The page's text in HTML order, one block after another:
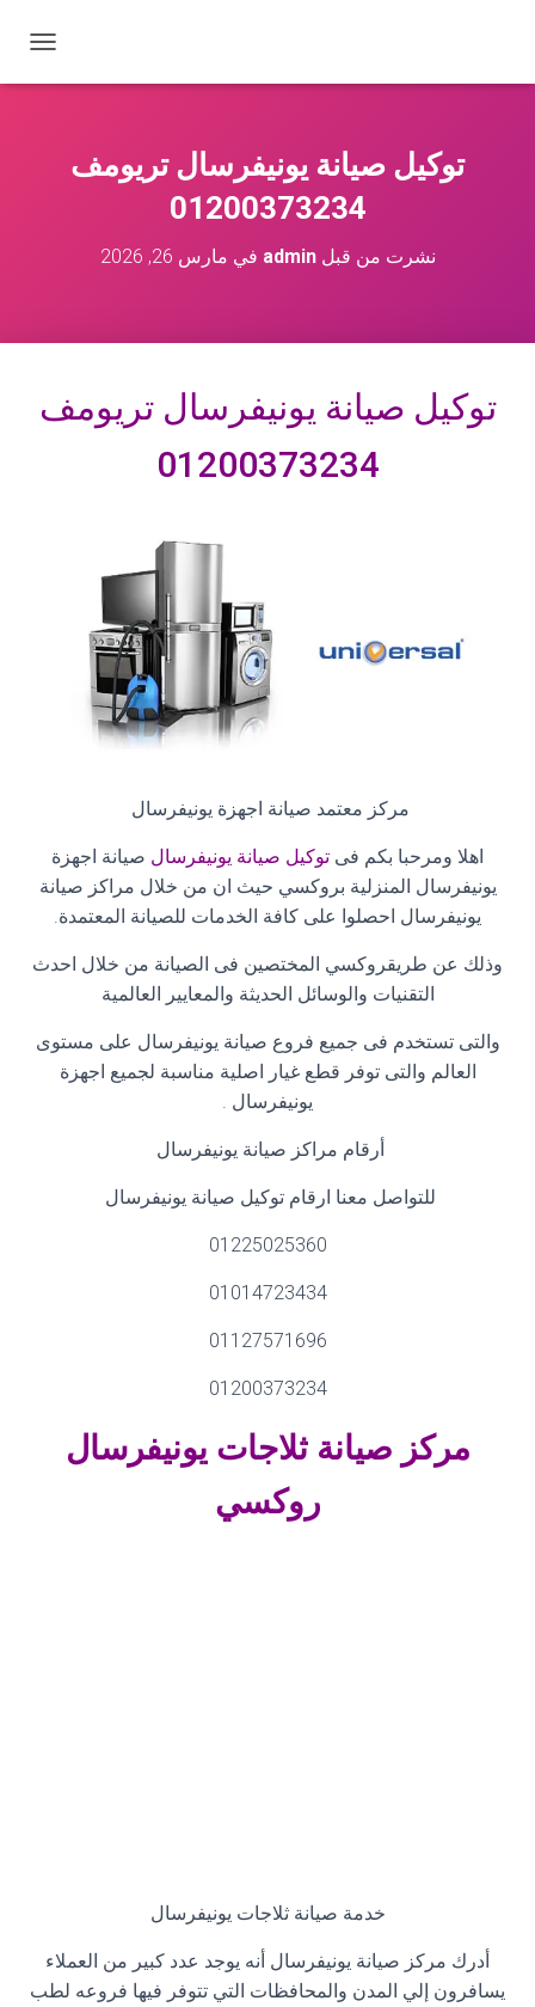
ب
توكيل صيانة يونيفرسال تريومف
01200373234
نشرت من قبلadmin في مارس 26, 2026
توكيل صيانة يونيفرسالتريومف
01200373234
مركز معتمد صيانة اجهزة يونيفرسال
اهلا ومرحبا بكم فى توكيل صيانة يونيفرسال صيانة اجهزة
يونيفرسال المنزلية بروكسي حيث ان من خلال مراكز صيانة
يونيفرسال احصلوا على كافة الخدمات للصيانة المعتمدة
وذلك عن طريقروكسي المختصين فى الصيانة من خلال احدث
التقنيات والوسائل الحديثة والمعايير العالمية
والتى تستخدم فى جميع فروع صيانة يونيفرسال على مستوى
العالم والتى توفر قطع غيار اصلية مناسبة لجميع اجهزة
يونيفرسال
أرقام مراكز صيانة يونيفرسال
للتواصل معنا ارقام توكيل صيانة يونيفرسال
01225025360
01014723434
01127571696
01200373234
مركز صيانة ثلاجات يونيفرسال
روكسي
خدمة صيانة ثلاجات يونيفرسال
أدرك مركز صيانة يونيفرسال أنه يوجد عدد كبير من العملاء
يسافرون إلي المدن والمحافظات التي تتوفر فيها فروعه لطب